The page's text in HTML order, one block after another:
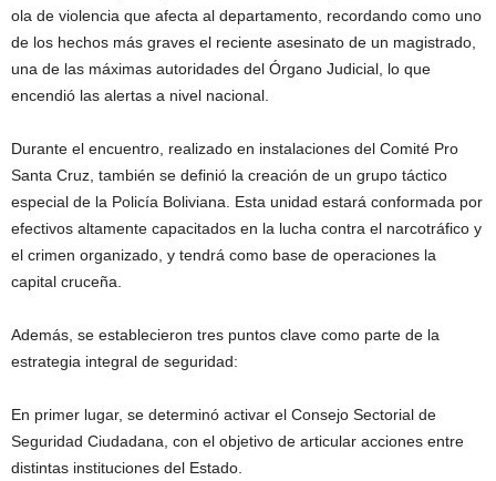
ola de violencia que afecta al departamento, recordando como uno
de los hechos más graves el reciente asesinato de un magistrado,
una de las máximas autoridades del Órgano Judicial, lo que
encendió las alertas a nivel nacional.
Durante el encuentro, realizado en instalaciones del Comité Pro
Santa Cruz, también se definió la creación de un grupo táctico
especial de la Policía Boliviana. Esta unidad estará conformada por
efectivos altamente capacitados en la lucha contra el narcotráfico y
el crimen organizado, y tendrá como base de operaciones la
capital cruceña.
Además, se establecieron tres puntos clave como parte de la
estrategia integral de seguridad:
En primer lugar, se determinó activar el Consejo Sectorial de
Seguridad Ciudadana, con el objetivo de articular acciones entre
distintas instituciones del Estado.